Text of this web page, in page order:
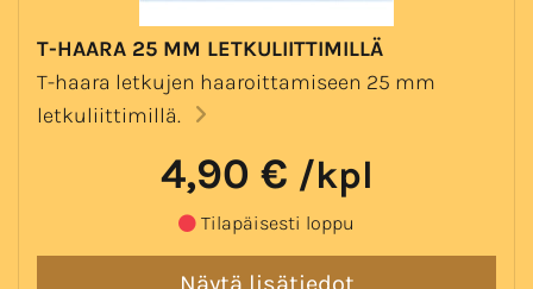
T-HAARA 25 MM LETKULIITTIMILLÄ
T-haara letkujen haaroittamiseen 25 mm
letkuliittimillä.
4,90 € /kpl
Tilapäisesti loppu